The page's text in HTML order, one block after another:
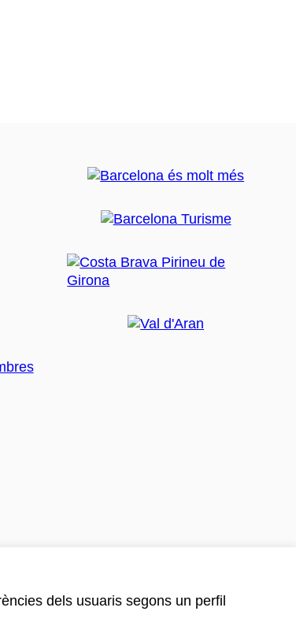
dels usuaris segons un perfil